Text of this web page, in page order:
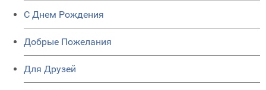
C Днем Рождения
Добрые Пожелания
Для Друзей